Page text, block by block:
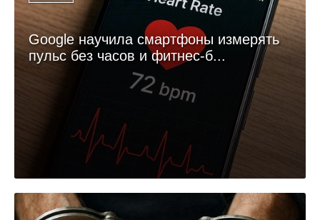
Google научила смартфоны измерять
пульс без часов и фитнес-б...